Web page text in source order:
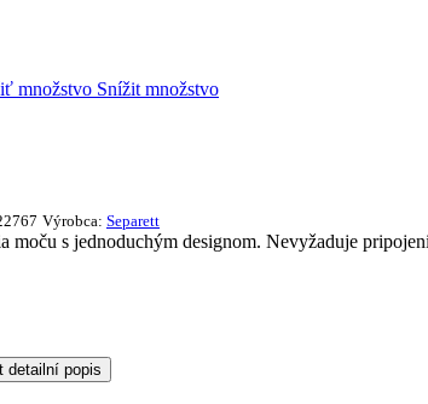
množstvo Snížit množstvo
Výrobca: Separett
moču s jednoduchým designom. Nevyžaduje
detailní popis